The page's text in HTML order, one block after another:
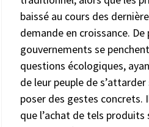
baissé au cours des
demande en croissance. De
gouvernements se
questions écologiques,
de leur peuple de
poser des gestes concrets.
que l’achat de tels